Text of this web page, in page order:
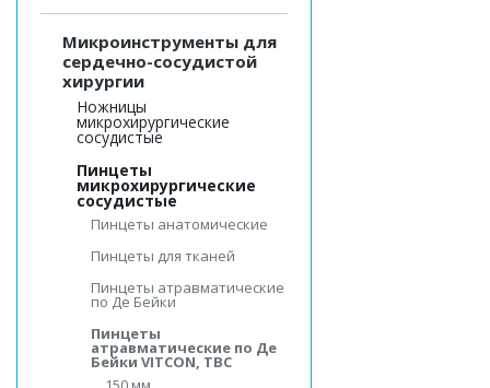
Микроинструменты для
сердечно-сосудистой
хирургии
Ножницы
микрохирургические
сосудистые
Пинцеты
микрохирургические
сосудистые
Пинцеты анатомические
Пинцеты для тканей
Пинцеты атравматические
по Де Бейки
Пинцеты
атравматические по Де
Бейки VITCON, ТВС